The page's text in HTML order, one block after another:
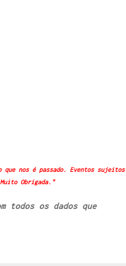
nos é passado. Eventos sujeitos
Obrigada."
todos os dados que